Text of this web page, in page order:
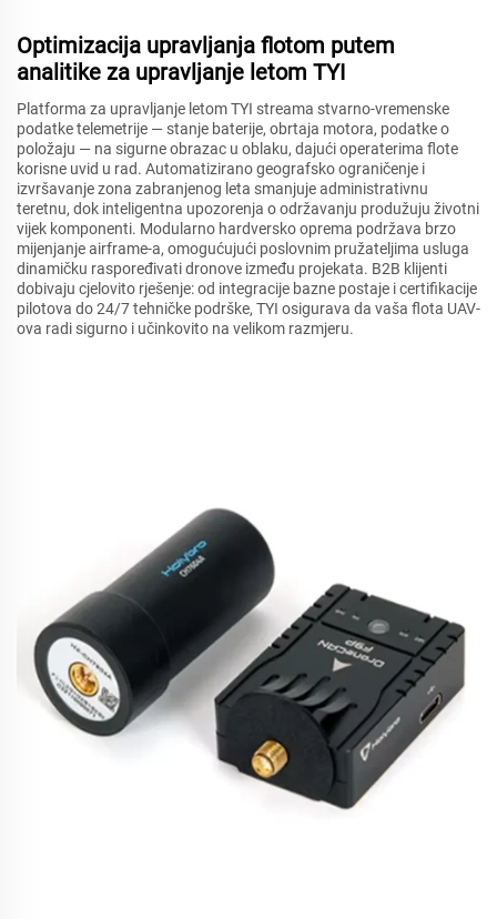
Optimizacija upravljanja flotom putem
analitike za upravljanje letom TYI
Platforma za upravljanje letom TYI streama stvarno-vremenske
podatke telemetrije — stanje baterije, obrtaja motora, podatke o
položaju — na sigurne obrazac u oblaku, dajući operaterima flote
korisne uvid u rad. Automatizirano geografsko ograničenje i
izvršavanje zona zabranjenog leta smanjuje administrativnu
teretnu, dok inteligentna upozorenja o održavanju produžuju životni
vijek komponenti. Modularno hardversko oprema podržava brzo
mijenjanje airframe-a, omogućujući poslovnim pružateljima usluga
dinamičku raspoređivati dronove između projekata. B2B klijenti
dobivaju cjelovito rješenje: od integracije bazne postaje i certifikacije
pilotova do 24/7 tehničke podrške, TYI osigurava da vaša flota UAV-
ova radi sigurno i učinkovito na velikom razmjeru.